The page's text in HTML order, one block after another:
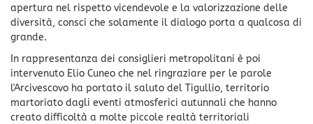
apertura nel rispetto vicendevole e la valorizzazione delle
diversità, consci che solamente il dialogo porta a qualcosa di
grande.
In rappresentanza dei consiglieri metropolitani è poi
intervenuto Elio Cuneo che nel ringraziare per le parole
l'Arcivescovo ha portato il saluto del Tigullio, territorio
martoriato dagli eventi atmosferici autunnali che hanno
creato difficoltà a molte piccole realtà territoriali